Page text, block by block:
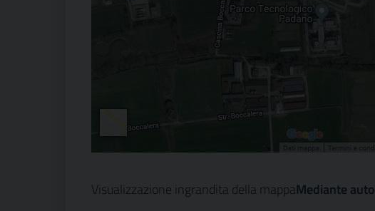
Visualizzazione ingrandita della mappaMediante auto